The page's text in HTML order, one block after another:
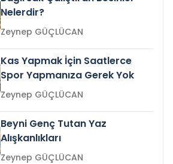
Nelerdir?
Zeynep GÜÇLÜCAN
Kas Yapmak İçin Saatlerce
Spor Yapmanıza Gerek Yok
Zeynep GÜÇLÜCAN
Beyni Genç Tutan Yaz
Alışkanlıkları
Zeynep GÜÇLÜCAN